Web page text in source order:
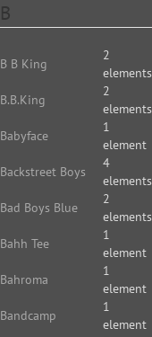
B
B B King
2
elements
B.B.King
2
elements
Babyface
1
element
Backstreet Boys
4
elements
Bad Boys Blue
2
elements
Bahh Tee
1
element
Bahroma
1
element
Bandcamp
1
element